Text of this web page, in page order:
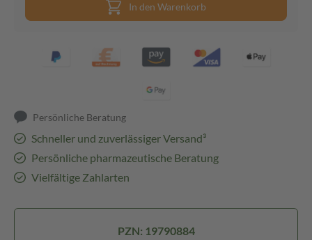
In den Warenkorb
Persönliche Beratung
Schneller und zuverlässiger Versand³
Persönliche pharmazeutische Beratung
Vielfältige Zahlarten
PZN: 19790884